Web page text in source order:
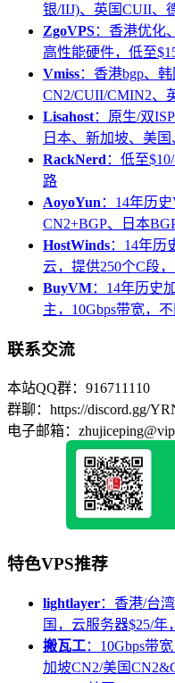
银/IIJ)、英国CUII、
ZgoVPS：香港优化
高性能硬件，低至
Vmiss：香港bgp、
CN2/CUII/CMIN2、
Lisahost：原生/双
日本、新加坡、美国
RackNerd ：低至
路
AoyoYun ：14年历
CN2+BGP、日本
HostWinds：14年历
云，提供250个C段
BuyVM：14年历史
主，10Gbps带宽，
联系交流
本站QQ群：916711110
群聊：https://discord.gg/
电子邮箱：
特色VPS推荐
lightlayer：香港/台
国，云服务器$25/年
搬瓦工：10Gbps带
加坡CN2/美国